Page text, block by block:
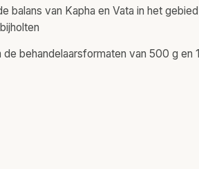
balans van Kapha en Vata in het gebied
de behandelaarsformaten van 500 g en 1